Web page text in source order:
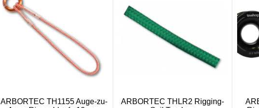
ARBORTEC TH1155 Auge-zu-
ARBORTEC THLR2 Rigging-